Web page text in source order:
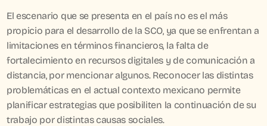
El escenario que se presenta en el país no es el más
propicio para el desarrollo de la SCO, ya que se enfrentan a
limitaciones en términos financieros, la falta de
fortalecimiento en recursos digitales y de comunicación a
distancia, por mencionar algunos. Reconocer las distintas
problemáticas en el actual contexto mexicano permite
planificar estrategias que posibiliten la continuación de su
trabajo por distintas causas sociales.